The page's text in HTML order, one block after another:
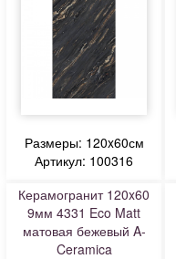
Размеры: 120x60см
Артикул: 100316
Керамогранит 120x60
9мм 4331 Eco Matt
матовая бежевый A-
Ceramica